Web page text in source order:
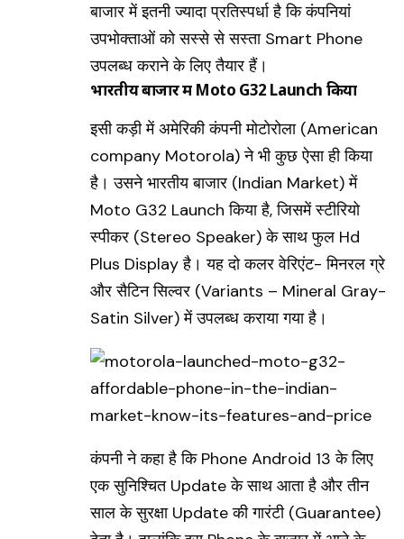
बाजार में इतनी ज्यादा प्रतिस्पर्धा है कि कंपनियां
उपभोक्ताओं को सस्से से सस्ता Smart Phone
उपलब्ध कराने के लिए तैयार हैं।
भारतीय बाजार में Moto G32 Launch किया
इसी कड़ी में अमेरिकी कंपनी मोटाेरोला (American
company Motorola)ने भी कुछ ऐसा ही किया
है। उसने भारतीय बाजार (Indian Market) में
Moto G32 Launch किया है, जिसमें स्टीरियो
स्पीकर (Stereo Speaker) के साथ फुल Hd
Plus Displayहै। यह दो कलर वेरिएंट- मिनरल ग्रे
और सैटिन सिल्वर (Variants – Mineral Gray-
Satin Silver) में उपलब्ध कराया गया है।
कंपनी ने कहा है कि Phone Android 13 के लिए
एक सुनिश्चित Update के साथ आता है और तीन
साल के सुरक्षा Update की गारंटी (Guarantee)